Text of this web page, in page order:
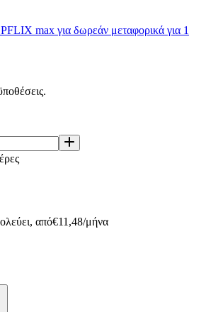
max για δωρεάν μεταφορικά για 1
, από€11,48/μήνα